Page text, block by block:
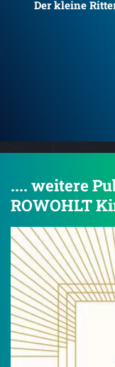
.... weitere
ROWOHLT